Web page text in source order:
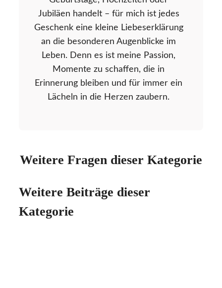
Jubiläen handelt – für mich ist jedes
Geschenk eine kleine Liebeserklärung
an die besonderen Augenblicke im
Leben. Denn es ist meine Passion,
Momente zu schaffen, die in
Erinnerung bleiben und für immer ein
Lächeln in die Herzen zaubern.
Weitere Fragen dieser Kategorie
Weitere Beiträge dieser
Kategorie